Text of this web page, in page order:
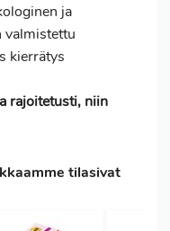
ja
valmistettu
kierrätys
rajoitetusti, niin
tilasivat